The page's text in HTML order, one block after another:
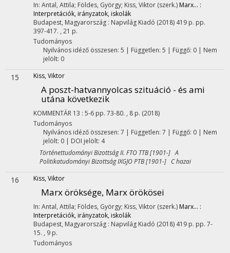
In: Antal, Attila; Földes, György; Kiss, Viktor (szerk.) Marx... :
Interpretációk, irányzatok, iskolák
Budapest, Magyarország : Napvilág Kiadó (2018) 419 p. pp.
397-417. , 21 p.
Tudományos
Nyilvános idéző összesen: 5 | Független: 5 | Függő: 0 | Nem
jelölt: 0
15 Kiss, Viktor
A poszt-hatvannyolcas szituáció - és ami
utána következik
KOMMENTÁR 13 : 5-6 pp. 73-80. , 8 p. (2018)
Tudományos
Nyilvános idéző összesen: 7 | Független: 7 | Függő: 0 | Nem
jelölt: 0 | DOI jelölt: 4
Történettudományi Bizottság II. FTO TTB [1901-] A
Politikatudományi Bizottság IXGJO PTB [1901-] C hazai
16 Kiss, Viktor
Marx öröksége, Marx örökösei
In: Antal, Attila; Földes, György; Kiss, Viktor (szerk.) Marx... :
Interpretációk, irányzatok, iskolák
Budapest, Magyarország : Napvilág Kiadó (2018) 419 p. pp. 7-
15. , 9 p.
Tudományos